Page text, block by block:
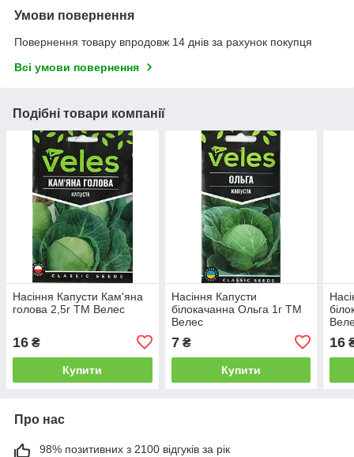
Умови повернення
Повернення товару впродовж 14 днів за рахунок покупця
Всі умови повернення
Подібні товари компанії
Насіння Капусти Кам'яна
голова 2,5г ТМ Велес
16 ₴
Купити
Насіння Капусти
білокачанна Ольга 1г ТМ
Велес
7₴
Купити
16
Про нас
98% позитивних з 2100 відгуків за рік